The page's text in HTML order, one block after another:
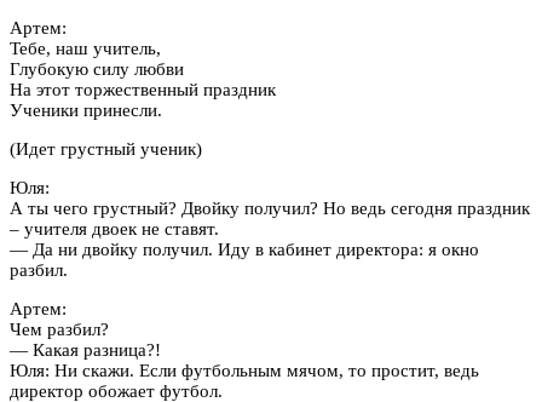
Артем:
Тебе, наш учитель,
Глубокую силу любви
На этот торжественный праздник
Ученики принесли.
(Идет грустный ученик)
Юля:
А ты чего грустный? Двойку получил? Но ведь сегодня праздник
– учителя двоек не ставят.
— Да ни двойку получил. Иду в кабинет директора: я окно
разбил.
Артем:
Чем разбил?
— Какая разница?!
Юля: Ни скажи. Если футбольным мячом, то простит, ведь
директор обожает футбол.